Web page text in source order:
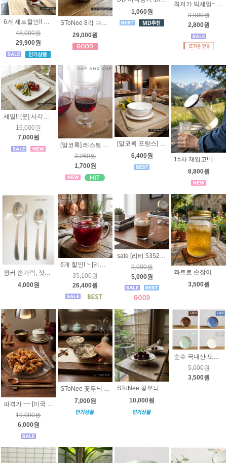
6개 세트할인!! 아코록 그라니티 강화 유리컵 460ml 하이볼 알코록
48,000원
29,900원
SToNee 8각 다용도볼 | 빙수볼 | 국그릇 | 핸드메이드 | 고급도자기
29,000원
1,060원
최저가 빅세일~ [미국 리비] 앰버시 맥주잔/쥬스잔 296ml -3727 Made in USA
3,900원
2,800원
16,000원
7,000원
[알코록] 레스토 유리컵 고블렛잔 160ml/200ml/250ml
3,260원
1,700원
[알코록 프랑스] 호텔리어 다용도볼 (받침 옵션선택) - 내열강화유리접시,밥그릇, 죽그릇, 리셉션, 호텔식기
6,400원
15차 재입고!! [이루] 내열유리 물병_ 심플스타일 포트- 냉장고물병
8,800원
윙커 숟가락, 젓가락 세트 (어린이용)
4,000원
35,100원
26,400원
9,000원
5,000원
콰트로 손잡이 밀폐병 [보르미올리, 리비] 드링킹자 - 쿼드로밀폐용기, 콰드로병
3,500원
19,000원
6,000원
7,000원
SToNee 꽃무늬 굽접시 | 반찬기 | 핸드메이드 | 고급도자기
10,000원
5,000원
3,500원